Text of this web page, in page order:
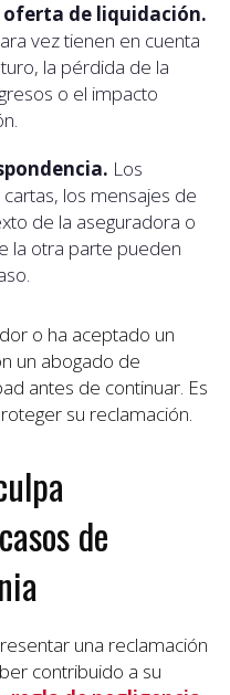
de liquidación.
vez tienen en cuenta
la pérdida de la
o el impacto
Los
los mensajes de
de la aseguradora o
la otra parte pueden
o ha aceptado un
un abogado de
antes de continuar. Es
su reclamación.
de
una reclamación
contribuido a su